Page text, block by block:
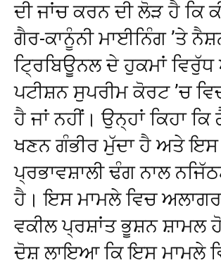
ਦੀ ਜਾਂਚ ਕਰਨ ਦੀ ਲੋੜ ਹੈ ਕਿ
ਗੈਰ-ਕਾਨੂੰਨੀ ਮਾਈਨਿੰਗ ’ਤੇ
ਟ੍ਰਿਬਿਊਨਲ ਦੇ ਹੁਕਮਾਂ ਵਿਰੁੱਧ
ਪਟੀਸ਼ਨ ਸੁਪਰੀਮ ਕੋਰਟ ’ਚ
ਹੈ ਜਾਂ ਨਹੀਂ। ਉਨ੍ਹਾਂ ਕਿਹਾ ਕਿ
ਖਣਨ ਗੰਭੀਰ ਮੁੱਦਾ ਹੈ ਅਤੇ ਇਸ
ਪ੍ਰਭਾਵਸ਼ਾਲੀ ਢੰਗ ਨਾਲ
ਹੈ। ਇਸ ਮਾਮਲੇ ਵਿਚ
ਵਕੀਲ ਪ੍ਰਸ਼ਾਂਤ ਭੂਸ਼ਨ ਸ਼ਾਮਲ
ਦੋਸ਼ ਲਾਇਆ ਕਿ ਇਸ ਮਾਮਲੇ